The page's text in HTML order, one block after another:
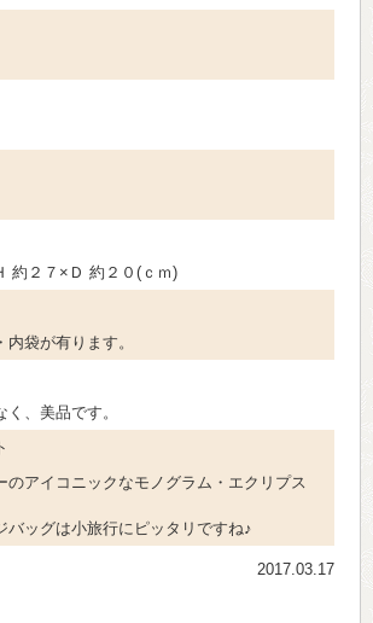
約２７×Ｄ 約２０(ｃｍ)
袋が有ります。
、美品です。
のアイコニックなモノグラム・エクリプス
バッグは小旅行にピッタリですね♪
2017.03.17